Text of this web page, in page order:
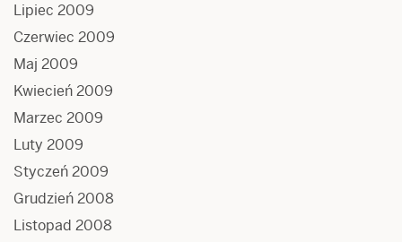
Lipiec 2009
Czerwiec 2009
Maj 2009
Kwiecień 2009
Marzec 2009
Luty 2009
Styczeń 2009
Grudzień 2008
Listopad 2008